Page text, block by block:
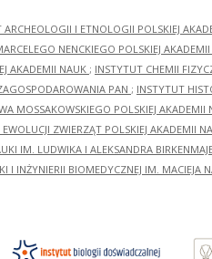
ARCHEOLOGII I ETNOLOGII POLSKIEJ
NENCKIEGO POLSKIEJ
AKADEMII NAUK ; INSTYTUT CHEMII
PAN ; INSTYTUT
MOSSAKOWSKIEGO POLSKIEJ AKADEMII
ZWIERZĄT POLSKIEJ AKADEMII
IM. LUDWIKA I ALEKSANDRA
I INŻYNIERII BIOMEDYCZNEJ IM. MACIEJA